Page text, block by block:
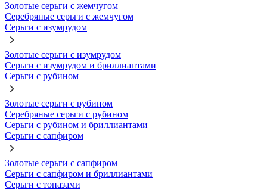
Золотые серьги с жемчугом
Серебряные серьги с жемчугом
Серьги с изумрудом
Золотые серьги с изумрудом
Серьги с изумрудом и бриллиантами
Серьги с рубином
Золотые серьги с рубином
Серебряные серьги с рубином
Серьги с рубином и бриллиантами
Серьги с сапфиром
Золотые серьги с сапфиром
Серьги с сапфиром и бриллиантами
Серьги с топазами